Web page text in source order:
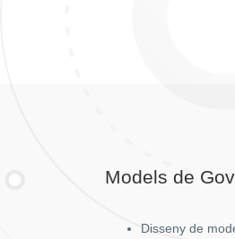
Models de
Disseny de